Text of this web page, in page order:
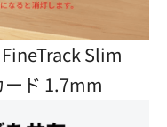
Slim
ド 1.7mm